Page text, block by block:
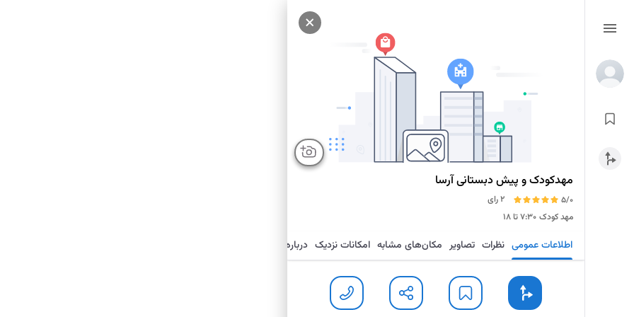
مهدکودک و پیش دبستانی آرسا
5/0
2 رای
مهد کودک ۷:۳۰ تا ۱۸
اطلاعات عمومی نظرات تصاویر مکان‌های مشابه امکانات نزدیک درباره